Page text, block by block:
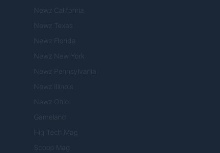
Newz California
Newz Texas
Newz Florida
Newz New York
Newz Pennsylvania
Newz Illinois
Newz Ohio
Gameland
Hig Tech Mag
Scoop Mag